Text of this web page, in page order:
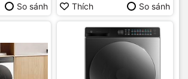
So sánh Thích So sánh